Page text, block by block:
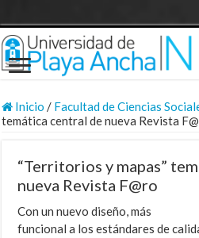
Inicio / Facultad de Ciencias
temática central de nueva Revista
“Territorios y mapas”
nueva Revista F@ro
Con un nuevo diseño, más
funcional a los estándares de